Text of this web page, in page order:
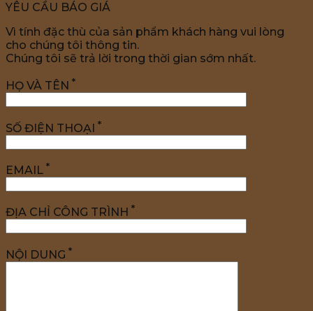
YÊU CẦU BÁO GIÁ
Vì tính đặc thù của sản phẩm khách hàng vui lòng
cho chúng tôi thông tin.
Chúng tôi sẽ trả lời trong thời gian sớm nhất.
HỌ VÀ TÊN *
SỐ ĐIỆN THOẠI *
EMAIL *
ĐỊA CHỈ CÔNG TRÌNH *
NỘI DUNG *